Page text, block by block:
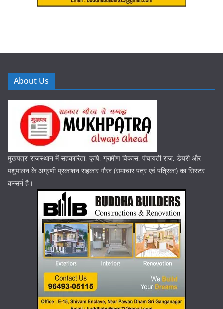
About Us
मुखपत्र’ राजस्थान में सहकारिता, कृषि, ग्रामीण विकास, पंचायती राज, डेयरी और
पशुपालन के अग्रणी प्रकाशन सहकार गौरव (समाचार पत्र एवं पत्रिका) का सिस्टर
कन्सर्न है।